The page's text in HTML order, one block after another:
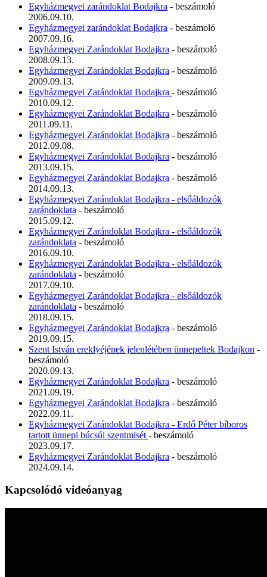
Egyházmegyei zarándoklat Bodajkra - beszámoló
2006.09.10.
Egyházmegyei zarándoklat Bodajkra - beszámoló
2007.09.16.
Egyházmegyei Zarándoklat Bodajkra - beszámoló
2008.09.13.
Egyházmegyei Zarándoklat Bodajkra - beszámoló
2009.09.13.
Egyházmegyei Zarándoklat Bodajkra - beszámoló
2010.09.12.
Egyházmegyei Zarándoklat Bodajkra - beszámoló
2011.09.11.
Egyházmegyei Zarándoklat Bodajkra - beszámoló
2012.09.08.
Egyházmegyei Zarándoklat Bodajkra - beszámoló
2013.09.15.
Egyházmegyei Zarándoklat Bodajkra - beszámoló
2014.09.13.
Egyházmegyei Zarándoklat Bodajkra - elsőáldozók
zarándoklata - beszámoló
2015.09.12.
Egyházmegyei Zarándoklat Bodajkra - elsőáldozók
zarándoklata - beszámoló
2016.09.10.
Egyházmegyei Zarándoklat Bodajkra - elsőáldozók
zarándoklata - beszámoló
2017.09.10.
Egyházmegyei Zarándoklat Bodajkra - elsőáldozók
zarándoklata - beszámoló
2018.09.15.
Egyházmegyei Zarándoklat Bodajkra - beszámoló
2019.09.15.
Szent István ereklyéjének jelenlétében ünnepeltek Bodajkon -
beszámoló
2020.09.13.
Egyházmegyei Zarándoklat Bodajkra - beszámoló
2021.09.19.
Egyházmegyei Zarándoklat Bodajkra - beszámoló
2022.09.11.
Egyházmegyei Zarándoklat Bodajkra - Erdő Péter bíboros
tartott ünnepi búcsúi szentmisét - beszámoló
2023.09.17.
Egyházmegyei Zarándoklat Bodajkra - beszámoló
2024.09.14.
Kapcsolódó videóanyag